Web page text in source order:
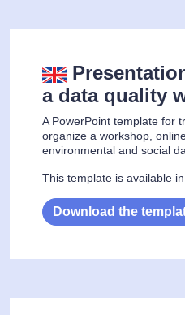
a data quality
A PowerPoint template for
organize a workshop,
environmental and social
This template is available
Download the